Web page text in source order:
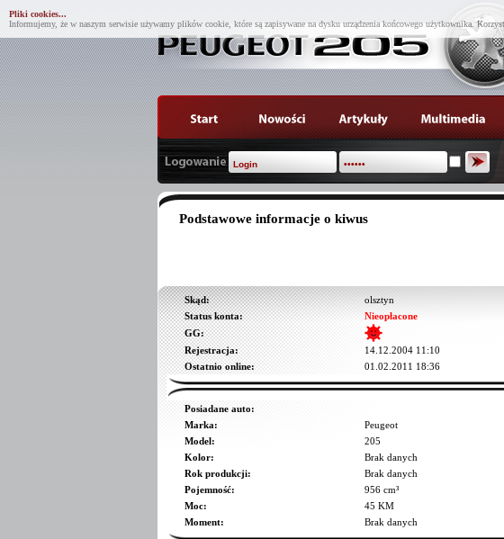
Pliki cookies...
Informujemy, że w naszym serwisie używamy plików cookie, które są zapisywane na dysku urządzenia końcowego użytkownika.
Podstawowe informacje o kiwus
Skąd:
olsztyn
Status konta:
Nieopłacone
GG:
Rejestracja:
14.12.2004 11:10
Ostatnio online:
01.02.2011 18:36
Posiadane auto:
Marka:
Peugeot
Model:
205
Kolor:
Brak danych
Rok produkcji:
Brak danych
Pojemność:
956 cm³
Moc:
45 KM
Moment:
Brak danych